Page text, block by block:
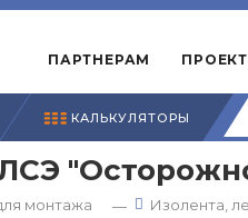
ПАРТНЕРАМ
КАЛЬКУЛЯТОРЫ
монтажа — Изолента,